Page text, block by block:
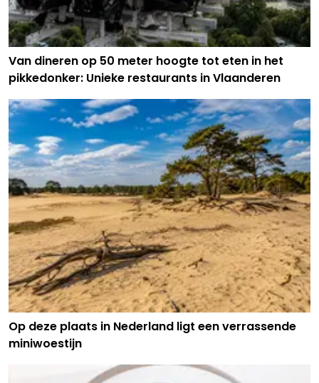
Van dineren op 50 meter hoogte tot eten in het
pikkedonker: Unieke restaurants in Vlaanderen
Op deze plaats in Nederland ligt een verrassende
miniwoestijn